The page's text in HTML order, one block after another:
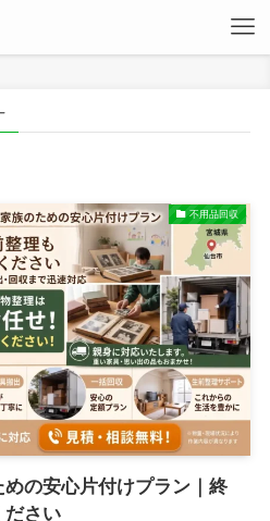
不用品回収
の安心片付けプラン｜終
ださい